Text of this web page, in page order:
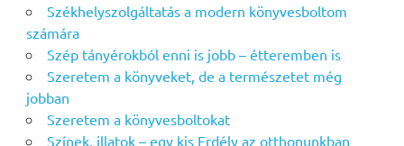
Székhelyszolgáltatás a modern könyvesboltom
számára
Szép tányérokból enni is jobb – étteremben is
Szeretem a könyveket, de a természetet még
jobban
Szeretem a könyvesboltokat
Színek, illatok – egy kis Erdély az otthonunkban